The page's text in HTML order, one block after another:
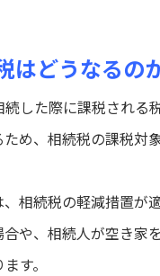
はどうなるの
した際に課税される税
め、相続税の課税対象
相続税の軽減措置が
や、相続人が空き家
す。